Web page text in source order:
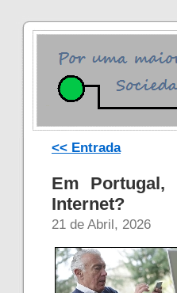
<< Entrada
Em
Internet?
21 de Abril, 2026